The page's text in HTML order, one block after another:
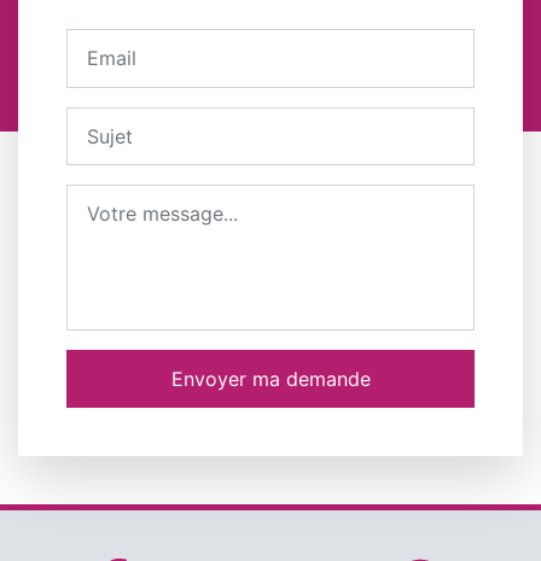
Envoyer ma demande